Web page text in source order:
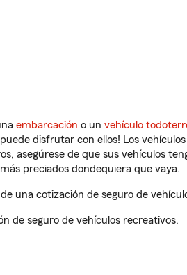
embarcación o un vehículo
disfrutar con ellos! Los
asegúrese de que sus vehículos
preciados dondequiera que vaya.
una cotización de seguro de
de seguro de vehículos recreativos.